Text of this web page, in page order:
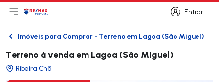
Entrar
Entrar
Abri menu principal
LogoIr para página inicial
VoltarImóveis para Comprar - Terreno em Lagoa (São Miguel)
Terreno à venda em Lagoa (São Miguel)
Ribeira Chã